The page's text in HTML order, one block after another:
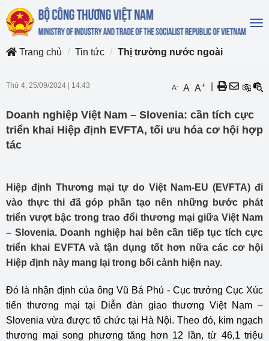
Trang chủ
Tin tức Thị trường nước ngoài
Thứ 4, 25/09/2024 14:43 A- A A+
Doanh nghiệp Việt Nam – Slovenia: cần tích cực
triển khai Hiệp định EVFTA, tối ưu hóa cơ hội hợp
tác
Hiệp định Thương mại tự do Việt Nam-EU (EVFTA) đi
vào thực thi đã góp phần tạo nên những bước phát
triển vượt bậc trong trao đổi thương mại giữa Việt Nam
– Slovenia. Doanh nghiệp hai bên cần tiếp tục tích cực
triển khai EVFTA và tận dụng tốt hơn nữa các cơ hội
Hiệp định này mang lại trong bối cảnh hiện nay.
Đó là nhận định của ông Vũ Bá Phú - Cục trưởng Cục Xúc
tiến thương mại tại Diễn đàn giao thương Việt Nam –
Slovenia vừa được tổ chức tại Hà Nội. Theo đó, kim ngạch
thương mại song phương tăng hơn 12 lần, từ 46,1 triệu